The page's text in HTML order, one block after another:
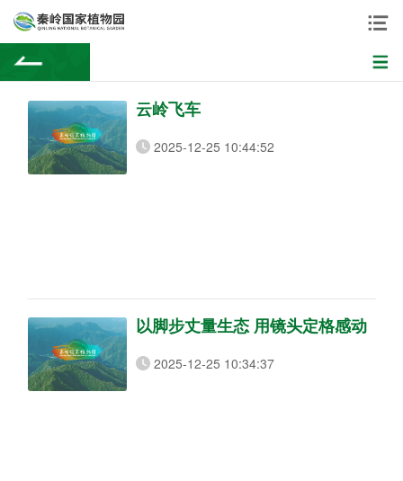
云岭飞车
2025-12-25 10:44:52
以脚步丈量生态 用镜头定格感动
2025-12-25 10:34:37